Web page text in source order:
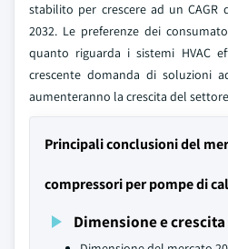
stabilito per crescere ad un CAGR
2032. Le preferenze dei
quanto riguarda i sistemi HVAC
crescente domanda di soluzioni
aumenteranno la crescita del
Principali conclusioni del
compressori per pompe di
Dimensione e